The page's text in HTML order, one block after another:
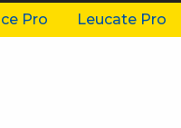
Pro Leucate Pro